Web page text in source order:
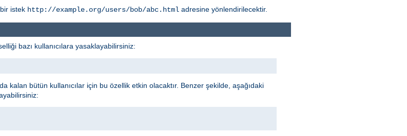
istek http://example.org/users/bob/abc.html adresine yönlendirilecektir.
bazı kullanıcılara yasaklayabilirsiniz:
kalan bütün kullanıcılar için bu özellik etkin olacaktır. Benzer şekilde, aşağıdaki